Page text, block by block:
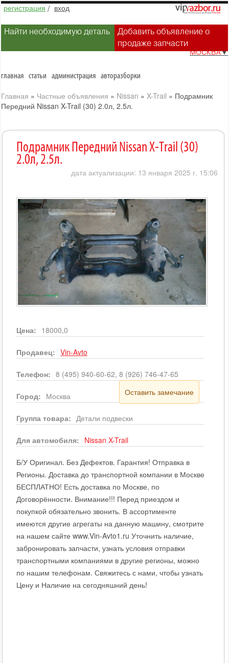
регистрация / вход
Найти необходимую деталь
Добавить объявление о
продаже запчасти
МОСКВА▼
главная статьи администрация авторазборки
Главная » Частные объявления » Nissan » X-Trail » Подрамник
Передний Nissan X-Trail (30) 2.0л, 2.5л.
Подрамник Передний Nissan X-Trail (30)
2.0л, 2.5л.
дата актуализации: 13 января 2025 г. 15:06
Цена: 18000,0
Продавец: Vin-Avto
Телефон: 8 (495) 940-60-62, 8 (926) 746-47-65
Оставить замечание
Город: Москва
Группа товара: Детали подвески
Для автомобиля: Nissan X-Trail
Б/У Оригинал. Без Дефектов. Гарантия! Отправка в
Регионы. Доставка до транспортной компании в Москве
БЕСПЛАТНО! Есть доставка по Москве, по
Договорённости. Внимание!!! Перед приездом и
покупкой обязательно звонить. В ассортименте
имеются другие агрегаты на данную машину, смотрите
на нашем сайте www.Vin-Avto1.ru Уточнить наличие,
забронировать запчасти, узнать условия отправки
транспортными компаниями в другие регионы, можно
по нашим телефонам. Свяжитесь с нами, чтобы узнать
Цену и Наличие на сегодняшний день!